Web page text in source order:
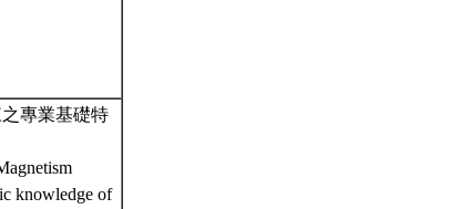
專業基礎特
knowledge of